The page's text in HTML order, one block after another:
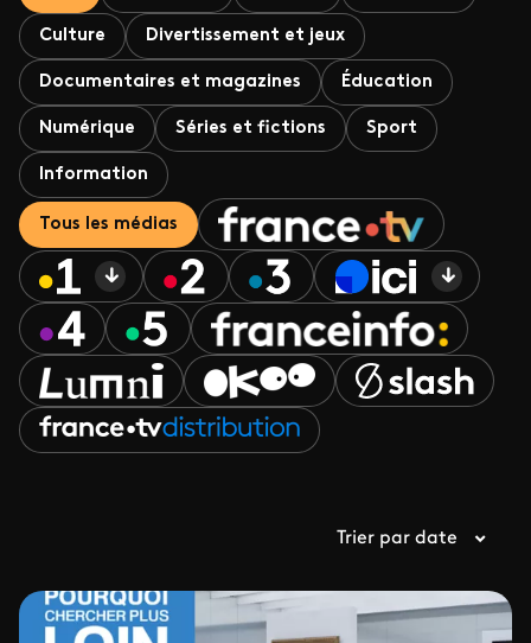
Culture Divertissement et jeux
Documentaires et magazines Éducation
Numérique Séries et fictions Sport
Information
Tous les médias
Trier par date